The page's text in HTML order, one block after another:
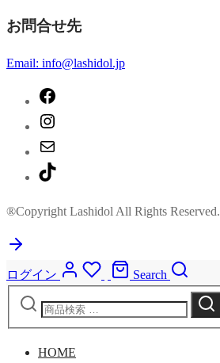
お問合せ先
Email: info@lashidol.jp
®Copyright Lashidol All Rights Reserved.
ログイン Search
HOME